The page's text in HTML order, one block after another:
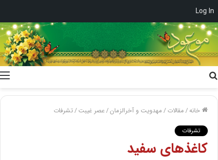
Log In
خانه/مقالات/مهدویت و آخرالزمان/عصر غیبت/تشرفات
تشرفات
کاغذهای سفید